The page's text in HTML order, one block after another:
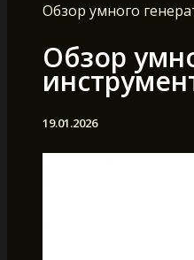
Обзор умного
Обзор
19.01.2026